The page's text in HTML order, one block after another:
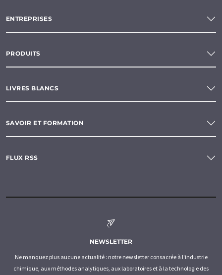
ENTREPRISES
PRODUITS
LIVRES BLANCS
SAVOIR ET FORMATION
FLUX RSS
NEWSLETTER
Ne manquez plus aucune actualité : notre newsletter consacrée à l'industrie
chimique, aux méthodes analytiques, aux laboratoires et à la technologie des